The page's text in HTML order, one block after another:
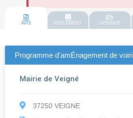
AVIS REGLEMENT DOSSIER
Programme d'amÉnagement de
Mairie de Veigné
37250 VEIGNE